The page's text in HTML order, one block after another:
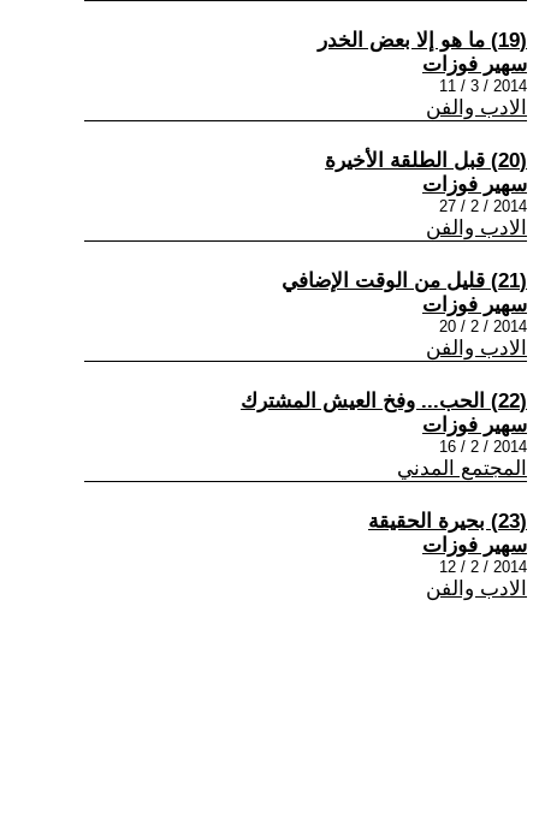
(19) ما هو إلا بعض الخدر
سهير فوزات
2014 / 3 / 11
الادب والفن
(20) قبل الطلقة الأخيرة
سهير فوزات
2014 / 2 / 27
الادب والفن
(21) قليل من الوقت الإضافي
سهير فوزات
2014 / 2 / 20
الادب والفن
(22) الحب... وفخ العيش المشترك
سهير فوزات
2014 / 2 / 16
المجتمع المدني
(23) بحيرة الحقيقة
سهير فوزات
2014 / 2 / 12
الادب والفن